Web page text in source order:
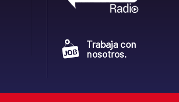
Trabaja con
nosotros.